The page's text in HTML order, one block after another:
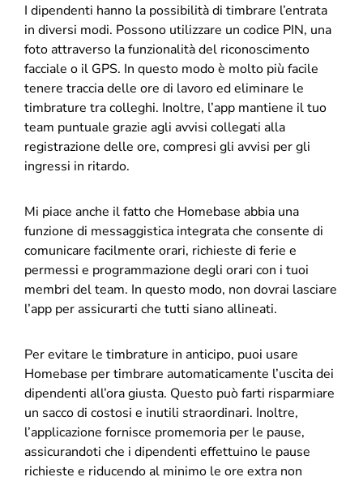
I dipendenti hanno la possibilità di timbrare l’entrata
in diversi modi. Possono utilizzare un codice PIN, una
foto attraverso la funzionalità del riconoscimento
facciale o il GPS. In questo modo è molto più facile
tenere traccia delle ore di lavoro ed eliminare le
timbrature tra colleghi. Inoltre, l’app mantiene il tuo
team puntuale grazie agli avvisi collegati alla
registrazione delle ore, compresi gli avvisi per gli
ingressi in ritardo.
Mi piace anche il fatto che Homebase abbia una
funzione di messaggistica integrata che consente di
comunicare facilmente orari, richieste di ferie e
permessi e programmazione degli orari con i tuoi
membri del team. In questo modo, non dovrai lasciare
l’app per assicurarti che tutti siano allineati.
Per evitare le timbrature in anticipo, puoi usare
Homebase per timbrare automaticamente l’uscita dei
dipendenti all’ora giusta. Questo può farti risparmiare
un sacco di costosi e inutili straordinari. Inoltre,
l’applicazione fornisce promemoria per le pause,
assicurandoti che i dipendenti effettuino le pause
richieste e riducendo al minimo le ore extra non